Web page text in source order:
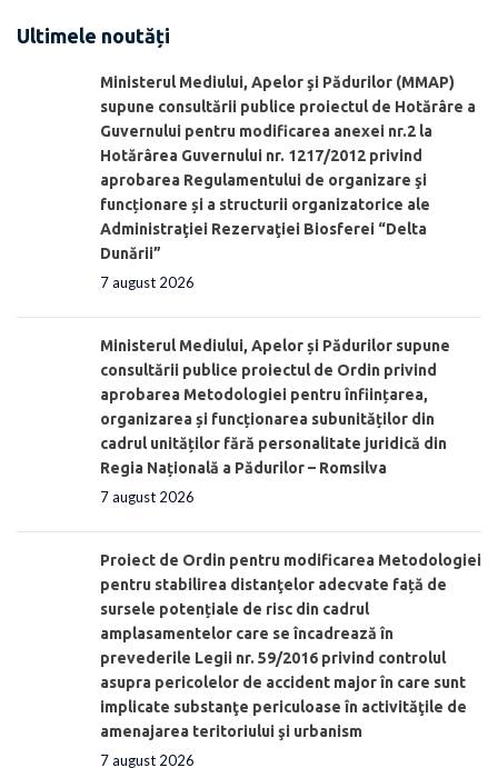
Ultimele noutăți
Ministerul Mediului, Apelor şi Pădurilor (MMAP)
supune consultării publice proiectul de Hotărâre a
Guvernului pentru modificarea anexei nr.2 la
Hotărârea Guvernului nr. 1217/2012 privind
aprobarea Regulamentului de organizare şi
funcționare și a structurii organizatorice ale
Administraţiei Rezervaţiei Biosferei “Delta
Dunării”
7 august 2026
Ministerul Mediului, Apelor și Pădurilor supune
consultării publice proiectul de Ordin privind
aprobarea Metodologiei pentru înființarea,
organizarea și funcționarea subunităților din
cadrul unităților fără personalitate juridică din
Regia Națională a Pădurilor – Romsilva
7 august 2026
Proiect de Ordin pentru modificarea Metodologiei
pentru stabilirea distanţelor adecvate față de
sursele potențiale de risc din cadrul
amplasamentelor care se încadrează în
prevederile Legii nr. 59/2016 privind controlul
asupra pericolelor de accident major în care sunt
implicate substanţe periculoase în activităţile de
amenajarea teritoriului şi urbanism
7 august 2026